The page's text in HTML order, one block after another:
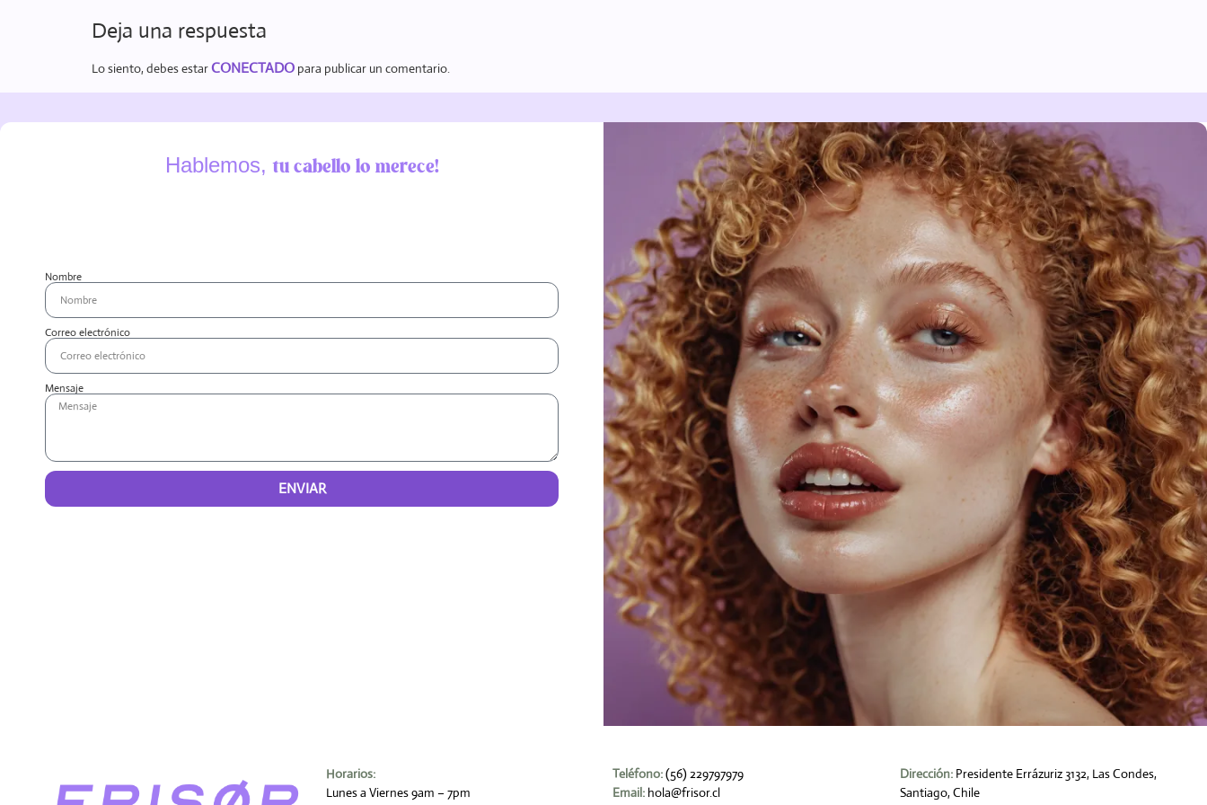
Deja una respuesta
Lo siento, debes estarCONECTADO para publicar un comentario.
Hablemos,tu cabello lo merece!
Nombre
Correo electrónico
Mensaje
ENVIAR
Horarios:
Lunes a Viernes 9am – 7pm
Teléfono:(56) 229797979
Email: hola@frisor.cl
Dirección:Presidente Errázuriz 3132, Las Condes,
Santiago, Chile